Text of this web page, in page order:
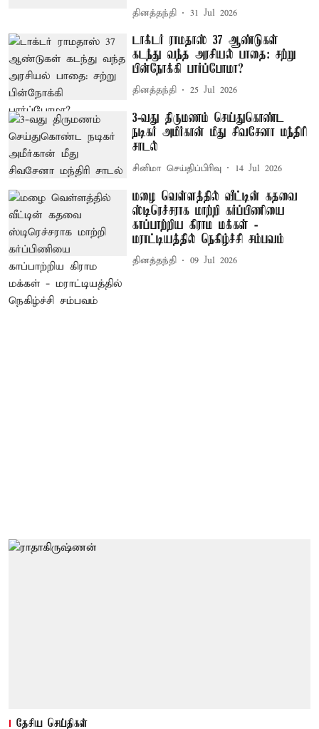
தினத்தந்தி 31 Jul 2026
டாக்டர் ராமதாஸ் 37 ஆண்டுகள்
கடந்து வந்த அரசியல் பாதை: சற்று
பின்நோக்கி பார்ப்போமா?
தினத்தந்தி 25 Jul 2026
3-வது திருமணம் செய்துகொண்ட
நடிகர் அமீர்கான் மீது சிவசேனா மந்திரி
சாடல்
சினிமா செய்திப்பிரிவு 14 Jul 2026
மழை வெள்ளத்தில் வீட்டின் கதவை
ஸ்டிரெச்சராக மாற்றி கர்ப்பிணியை
காப்பாற்றிய கிராம மக்கள் -
மராட்டியத்தில் நெகிழ்ச்சி சம்பவம்
தினத்தந்தி 09 Jul 2026
தேசிய செய்திகள்